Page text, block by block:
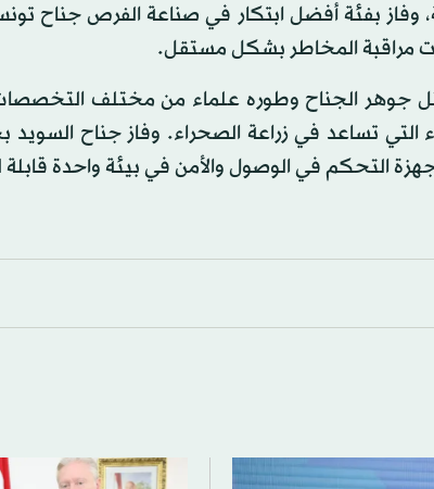
وفاز بفئة أفضل ابتكار في صناعة الفرص جناح
مراقبة المخاطر بشكل مستقل.
جوهر الجناح وطوره علماء من مختلف
التي تساعد في زراعة الصحراء. وفاز جناح السويد
التحكم في الوصول والأمن في بيئة واحدة قابلة